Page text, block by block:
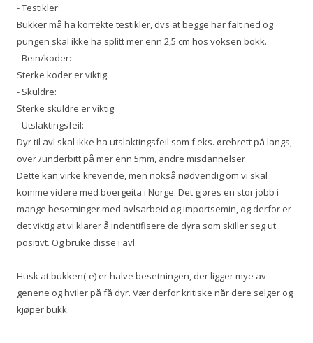
- Testikler:
Bukker må ha korrekte testikler, dvs at begge har falt ned og
pungen skal ikke ha splitt mer enn 2,5 cm hos voksen bokk.
- Bein/koder:
Sterke koder er viktig
- Skuldre:
Sterke skuldre er viktig
- Utslaktingsfeil:
Dyr til avl skal ikke ha utslaktingsfeil som f.eks. ørebrett på langs,
over /underbitt på mer enn 5mm, andre misdannelser
Dette kan virke krevende, men nokså nødvendig om vi skal
komme videre med boergeita i Norge. Det gjøres en stor jobb i
mange besetninger med avlsarbeid og importsemin, og derfor er
det viktig at vi klarer å indentifisere de dyra som skiller seg ut
positivt. Og bruke disse i avl.
Husk at bukken(-e) er halve besetningen, der ligger mye av
genene og hviler på få dyr. Vær derfor kritiske når dere selger og
kjøper bukk.